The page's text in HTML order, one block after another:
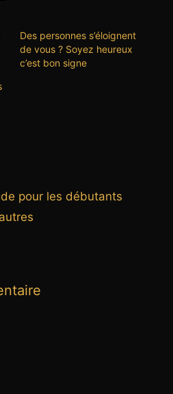
Des personnes s’éloignent
de vous ? Soyez heureux
c’est bon signe
pour les débutants